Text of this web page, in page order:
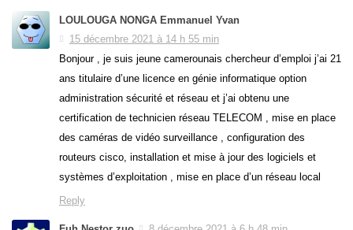
LOULOUGA NONGA Emmanuel Yvan
15 décembre 2021 à 14 h 55 min
Bonjour , je suis jeune camerounais chercheur d’emploi j’ai 21
ans titulaire d’une licence en génie informatique option
administration sécurité et réseau et j’ai obtenu une
certification de technicien réseau TELECOM , mise en place
des caméras de vidéo surveillance , configuration des
routeurs cisco, installation et mise à jour des logiciels et
systèmes d’exploitation , mise en place d’un réseau local
Reply